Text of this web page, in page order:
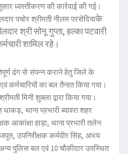
ध्वस्तीकरण की कार्रवाई की गई।
पचोर श्रीमती नीलम परसेदियाके
श्री सोनू गुप्ता, हल्का पटवारी
शामिल रहे।
ढंग से संपन्न कराने हेतु जिले के
कर्मचारियों का बल तैनात किया गया।
मिनी शुक्ला द्वारा किया गया।
थाना प्रभारी ब्यावरा शहर
आकांक्षा हाड़ा, थाना प्रभारी तलेन
उपनिरीक्षक कर्मवीर सिंह, अभय
पुलिस बल एवं 10 चौकीदार उपस्थित